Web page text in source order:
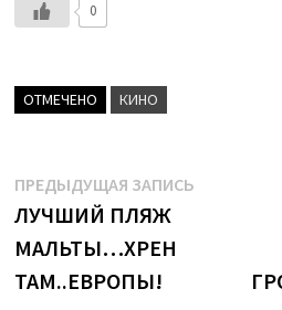
0
ОТМЕЧЕНО КИНО
Навигация
по
записям
ПРЕДЫДУЩАЯ ЗАПИСЬ
ЛУЧШИЙ ПЛЯЖ
МАЛЬТЫ…ХРЕН
ТАМ..ЕВРОПЫ!